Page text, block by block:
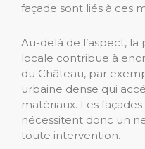
façade sont liés à ces
Au-delà de l’aspect,
locale contribue à
du Château, par
urbaine dense qui
matériaux. Les
nécessitent donc un
toute intervention.